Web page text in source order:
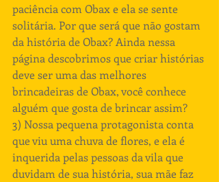
paciência com Obax e ela se sente
solitária. Por que será que não gostam
da história de Obax? Ainda nessa
página descobrimos que criar histórias
deve ser uma das melhores
brincadeiras de Obax, você conhece
alguém que gosta de brincar assim?
3) Nossa pequena protagonista conta
que viu uma chuva de flores, e ela é
inquerida pelas pessoas da vila que
duvidam de sua história, sua mãe faz